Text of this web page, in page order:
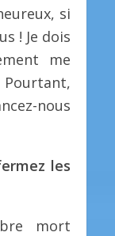
si
! Je dois
me
nous
les
mort